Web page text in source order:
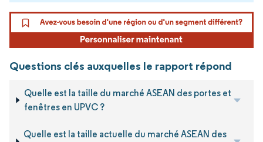
Questions clés auxquelles le rapport répond
Quelle est la taille du marché ASEAN des portes et
fenêtres en UPVC ?
Quelle est la taille actuelle du marché ASEAN des